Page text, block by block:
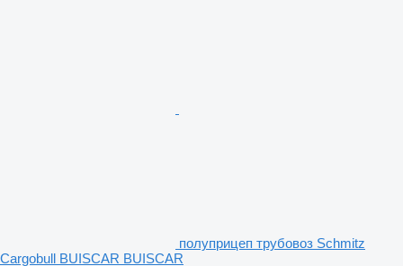
полуприцеп трубовоз Schmitz
Cargobull BUISCAR BUISCAR